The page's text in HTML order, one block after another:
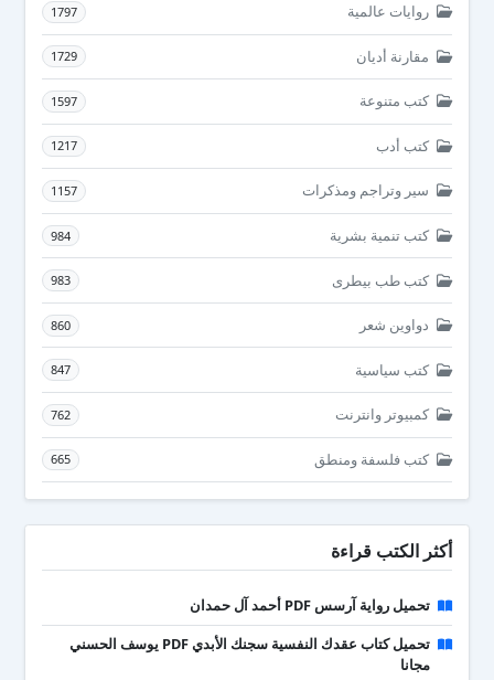
روايات عالمية 1797
مقارنة أديان 1729
كتب متنوعة 1597
كتب أدب 1217
سير وتراجم ومذكرات 1157
كتب تنمية بشرية 984
كتب طب بيطرى 983
دواوين شعر 860
كتب سياسية 847
كمبيوتر وانترنت 762
كتب فلسفة ومنطق 665
أكثر الكتب قراءة
تحميل رواية آرسس PDF أحمد آل حمدان
تحميل كتاب عقدك النفسية سجنك الأبدي PDF يوسف الحسني
مجانا